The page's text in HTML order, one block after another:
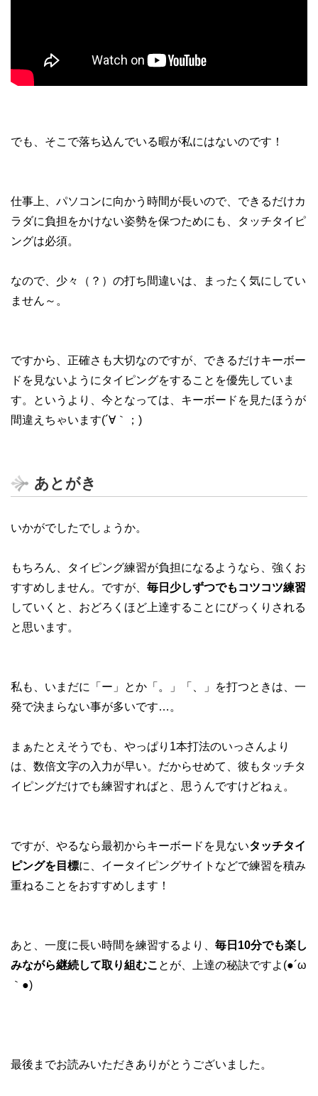
でも、そこで落ち込んでいる暇が私にはないのです！
仕事上、パソコンに向かう時間が長いので、できるだけカ
ラダに負担をかけない姿勢を保つためにも、タッチタイピ
ングは必須。
なので、少々（？）の打ち間違いは、まったく気にしてい
ません～。
ですから、正確さも大切なのですが、できるだけキーボー
ドを見ないようにタイピングをすることを優先していま
す。というより、今となっては、キーボードを見たほうが
間違えちゃいます(´∀｀；)
あとがき
いかがでしたでしょうか。
もちろん、タイピング練習が負担になるようなら、強くお
すすめしません。ですが、 毎日少しずつでもコツコツ練習
していくと、おどろくほど上達することにびっくりされる
と思います。
私も、いまだに「ー」とか「。」「、」を打つときは、一
発で決まらない事が多いです…。
まぁたとえそうでも、やっぱり1本打法のいっさんより
は、数倍文字の入力が早い。だからせめて、彼もタッチタ
イピングだけでも練習すればと、思うんですけどねぇ。
ですが、やるなら最初からキーボードを見ないタッチタイ
ピングを目標に、イータイピングサイトなどで練習を積み
重ねることをおすすめします！
あと、一度に長い時間を練習するより、 毎日10分でも楽し
みながら継続して取り組むこ とが、上達の秘訣ですよ(●´ω
｀●)
最後までお読みいただきありがとうございました。